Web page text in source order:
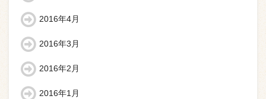
2016年4月
2016年3月
2016年2月
2016年1月